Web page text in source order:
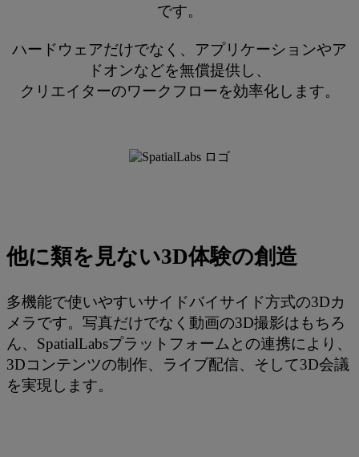
です。
ハードウェアだけでなく、アプリケーションやア
ドオンなどを無償提供し、
クリエイターのワークフローを効率化します。
他に類を見ない3D体験の創造
多機能で使いやすいサイドバイサイド方式の3Dカ
メラです。写真だけでなく動画の3D撮影はもちろ
ん、SpatialLabsプラットフォームとの連携により、
3Dコンテンツの制作、ライブ配信、そして3D会議
を実現します。